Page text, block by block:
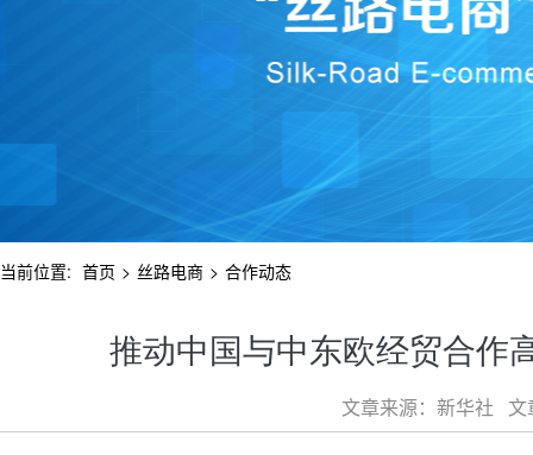
当前位置: 首页 > 丝路电商 > 合作动态
推动中国与中东欧经贸合
文章来源：新华社